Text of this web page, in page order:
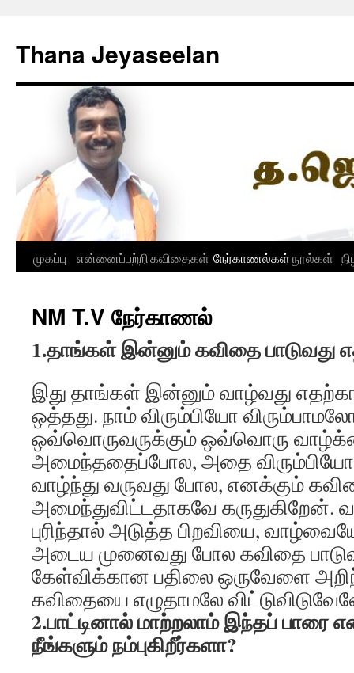
content
Thana Jeyaseelan
முகப்பு என்னைப்பற்றிகவிதைகள் நேர்காணல்கள்நூல்கள்
NM T.V நேர்காணல்
1.தாங்கள் இன்னும் கவிதை பாடுவது
இது தாங்கள் இன்னும் வாழ்வது
ஒத்தது. நாம் விரும்பியோ
ஒவ்வொருவருக்கும் ஒவ்வொரு
அமைந்ததைப்போல, அதை விரும்பியோ
வாழ்ந்து வருவது போல, எனக்கும்
அமைந்துவிட்டதாகவே கருதுகிறேன்.
புரிந்தால் அடுத்த பிறவியை,
அடைய முனைவது போல கவிதை
கேள்விக்கான பதிலை ஒருவேளை
கவிதையை எழுதாமலே
2.பாட்டினால் மாற்றலாம் இந்தப் பாரை
நீங்களும் நம்புகிறீர்களா?